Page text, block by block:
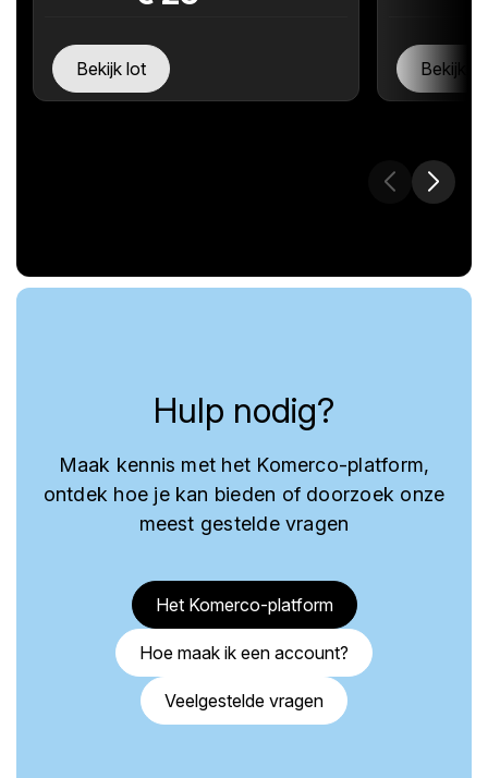
Bekijk lot Bekijk
Hulp nodig?
Maak kennis met het Komerco-platform,
ontdek hoe je kan bieden of doorzoek onze
meest gestelde vragen
Het Komerco-platform
Hoe maak ik een account?
Veelgestelde vragen